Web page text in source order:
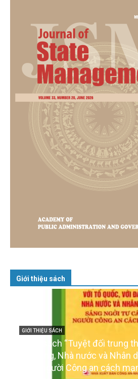
Giới thiệu sách
GIỚI THIỆU SÁCH
Cuốn sách “Tuyệt đối trung
với Đảng, Nhà nước và Nhân
cách người Công an cách